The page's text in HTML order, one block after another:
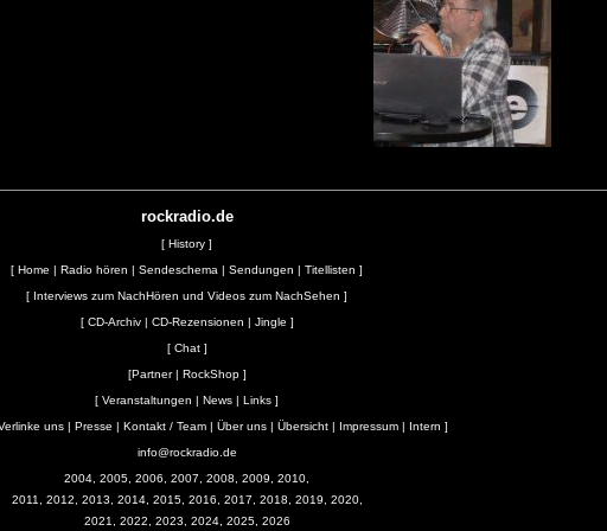
rockradio.de
[ History ]
[ Home | Radio hören | Sendeschema | Sendungen | Titellisten ]
[ Interviews zum NachHören und Videos zum NachSehen ]
[ CD-Archiv| CD-Rezensionen | Jingle ]
[ Chat]
[Partner| RockShop]
[ Veranstaltungen | News | Links ]
uns | Presse | Kontakt / Team | Über uns | Übersicht | Impressum | Intern ]
info@rockradio.de
2004, 2005, 2006, 2007, 2008, 2009, 2010,
2011, 2012, 2013, 2014, 2015, 2016, 2017, 2018, 2019, 2020,
2021, 2022, 2023, 2024, 2025, 2026